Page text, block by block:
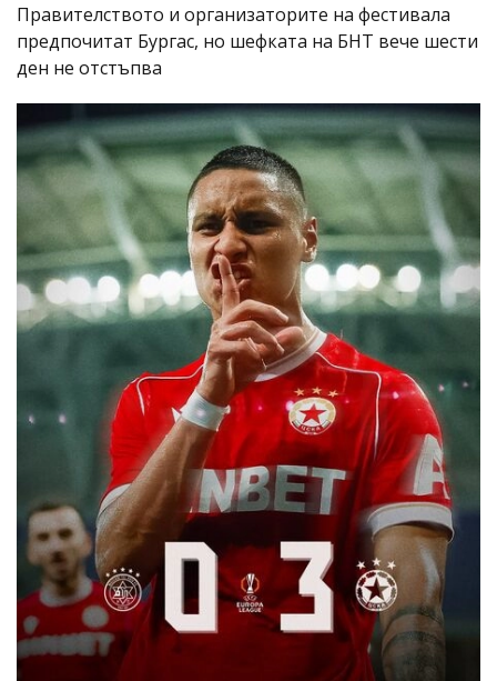
Правителството и организаторите на фестивала
предпочитат Бургас, но шефката на БНТ вече шести
ден не отстъпва